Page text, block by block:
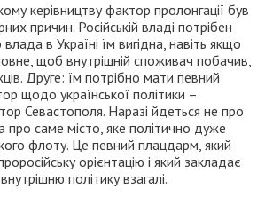
керівництву фактор пролонгації був
причин. Російській владі потрібен
в Україні їм вигідна, навіть якщо
щоб внутрішній споживач побачив,
Друге: їм потрібно мати певний
щодо української політики –
Севастополя. Наразі йдеться не про
про саме місто, яке політично дуже
флоту. Це певний плацдарм, який
орієнтацію і який закладає
політику взагалі.